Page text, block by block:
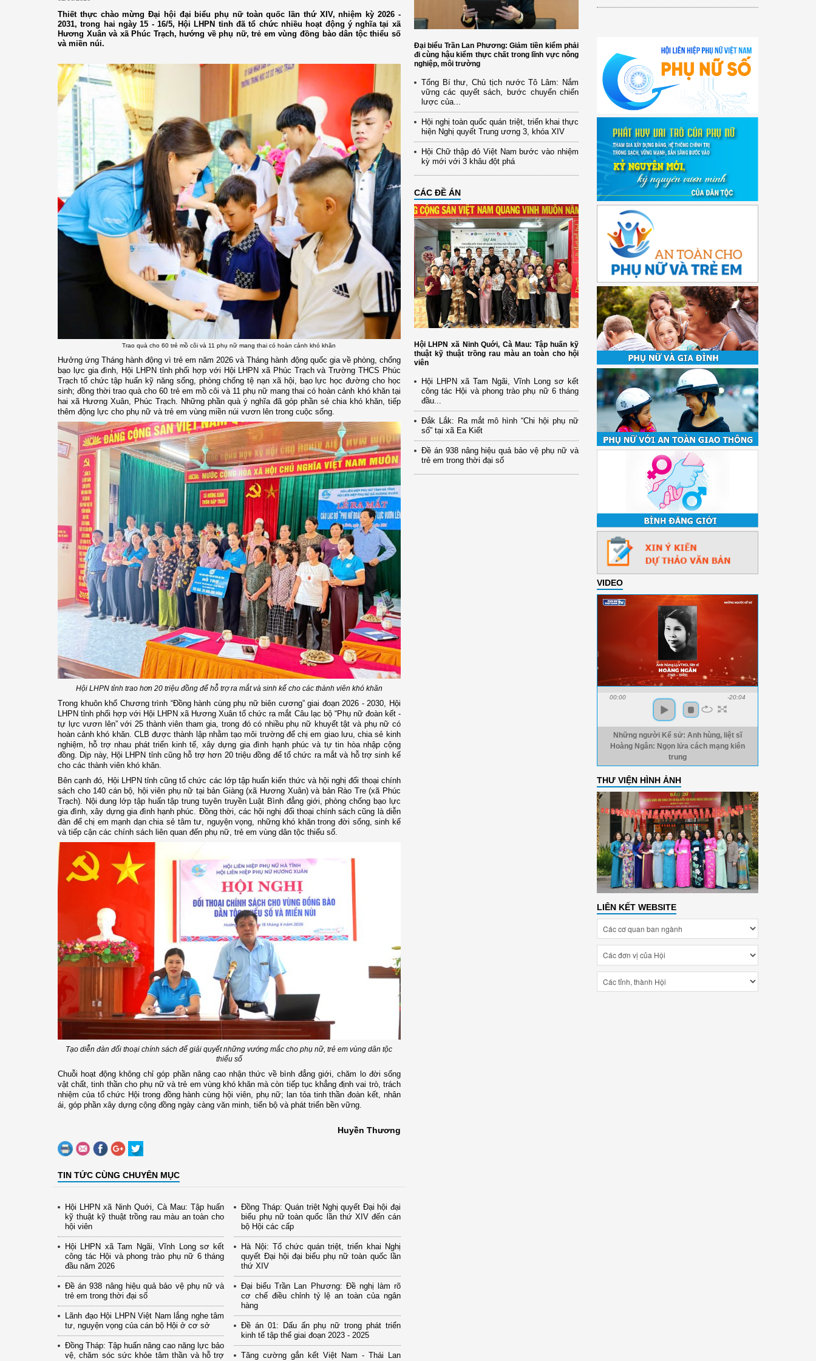
Thiết thực chào mừng Đại hội đại biểu phụ nữ toàn quốc lần thứ XIV, nhiệm kỳ 2026 -
2031, trong hai ngày 15 - 16/5, Hội LHPN tỉnh đã tổ chức nhiều hoạt động ý nghĩa tại xã
Hương Xuân và xã Phúc Trạch, hướng về phụ nữ, trẻ em vùng đồng bào dân tộc thiểu số
và miền núi.
Trao quà cho 60 trẻ mồ côi và 11 phụ nữ mang thai có hoàn cảnh khó khăn
Hưởng ứng Tháng hành động vì trẻ em năm 2026 và Tháng hành động quốc gia về phòng, chống
bạo lực gia đình, Hội LHPN tỉnh phối hợp với Hội LHPN xã Phúc Trạch và Trường THCS Phúc
Trạch tổ chức tập huấn kỹ năng sống, phòng chống tệ nạn xã hội, bạo lực học đường cho học
sinh; đồng thời trao quà cho 60 trẻ em mồ côi và 11 phụ nữ mang thai có hoàn cảnh khó khăn tại
hai xã Hương Xuân, Phúc Trạch. Những phần quà ý nghĩa đã góp phần sẻ chia khó khăn, tiếp
thêm động lực cho phụ nữ và trẻ em vùng miền núi vươn lên trong cuộc sống.
Hội LHPN tỉnh trao hơn 20 triệu đồng để hỗ trợ ra mắt và sinh kế cho các thành viên khó khăn
Trong khuôn khổ Chương trình “Đồng hành cùng phụ nữ biên cương” giai đoạn 2026 - 2030, Hội
LHPN tỉnh phối hợp với Hội LHPN xã Hương Xuân tổ chức ra mắt Câu lạc bộ “Phụ nữ đoàn kết -
tự lực vươn lên” với 25 thành viên tham gia, trong đó có nhiều phụ nữ khuyết tật và phụ nữ có
hoàn cảnh khó khăn. CLB được thành lập nhằm tạo môi trường để chị em giao lưu, chia sẻ kinh
nghiệm, hỗ trợ nhau phát triển kinh tế, xây dựng gia đình hạnh phúc và tự tin hòa nhập cộng
đồng. Dịp này, Hội LHPN tỉnh cũng hỗ trợ hơn 20 triệu đồng để tổ chức ra mắt và hỗ trợ sinh kế
cho các thành viên khó khăn.
Bên cạnh đó, Hội LHPN tỉnh cũng tổ chức các lớp tập huấn kiến thức và hội nghị đối thoại chính
sách cho 140 cán bộ, hội viên phụ nữ tại bản Giàng (xã Hương Xuân) và bản Rào Tre (xã Phúc
Trạch). Nội dung lớp tập huấntập trung tuyên truyền Luật Bình đẳng giới, phòng chống bạo lực
gia đình, xây dựng gia đình hạnh phúc. Đồng thời, các hội nghị đối thoại chính sách cũng làdiễn
đàn để chị em mạnh dạn chia sẻ tâm tư, nguyện vọng, những khó khăn trong đời sống, sinh kế
và tiếp cận các chính sách liên quan đến phụ nữ, trẻ em vùng dân tộc thiểu số.
Tạo diễn đàn đối thoại chính sách để giải quyết những vướng mắc cho phụ nữ, trẻ em vùng dân tộc
thiểu số
Chuỗi hoạt động không chỉ góp phần nâng cao nhận thức về bình đẳng giới, chăm lo đời sống
vật chất, tinh thần cho phụ nữ và trẻ em vùng khó khăn mà còn tiếp tục khẳng định vai trò, trách
nhiệm của tổ chức Hội trong đồng hành cùng hội viên, phụ nữ; lan tỏa tinh thần đoàn kết, nhân
ái, góp phần xây dựng cộng đồng ngày càng văn minh, tiến bộ và phát triển bền vững.
Huyền Thương
TIN TỨC CÙNG CHUYÊN MỤC
Hội LHPN xã Ninh Quới, Cà Mau: Tập huấn
kỹ thuật kỹ thuật trồng rau màu an toàn cho
hội viên
Hội LHPN xã Tam Ngãi, Vĩnh Long sơ kết
công tác Hội và phong trào phụ nữ 6 tháng
đầu năm 2026
Đề án 938 nâng hiệu quả bảo vệ phụ nữ và
trẻ em trong thời đại số
Lãnh đạo Hội LHPN Việt Nam lắng nghe tâm
tư, nguyện vọng của cán bộ Hội ở cơ sở
Đồng Tháp: Tập huấn nâng cao năng lực bảo
vệ, chăm sóc sức khỏe tâm thần và hỗ trợ
Đồng Tháp: Quán triệt Nghị quyết Đại hội đại
biểu phụ nữ toàn quốc lần thứ XIV đến cán
bộ Hội các cấp
Hà Nội: Tổ chức quán triệt, triển khai Nghị
quyết Đại hội đại biểu phụ nữ toàn quốc lần
thứ XIV
Đại biểu Trần Lan Phương: Đề nghị làm rõ
cơ chế điều chỉnh tỷ lệ an toàn của ngân
hàng
Đề án 01: Dấu ấn phụ nữ trong phát triển
kinh tế tập thể giai đoạn 2023 - 2025
Tăng cường gắn kết Việt Nam - Thái Lan
Đại biểu Trần Lan Phương: Giảm tiền kiểm phải
đi cùng hậu kiểm thực chất trong lĩnh vực nông
nghiệp, môi trường
Tổng Bí thư, Chủ tịch nước Tô Lâm: Nắm
vững các quyết sách, bước chuyển chiến
lược của...
Hội nghị toàn quốc quán triệt, triển khai thực
hiện Nghị quyết Trung ương 3, khóa XIV
Hội Chữ thập đỏ Việt Nam bước vào nhiệm
kỳ mới với 3 khâu đột phá
CÁC ĐỀ ÁN
Hội LHPN xã Ninh Quới, Cà Mau: Tập huấn kỹ
thuật kỹ thuật trồng rau màu an toàn cho hội
viên
Hội LHPN xã Tam Ngãi, Vĩnh Long sơ kết
công tác Hội và phong trào phụ nữ 6 tháng
đầu...
Đắk Lắk: Ra mắt mô hình “Chi hội phụ nữ
số” tại xã Ea Kiết
Đề án 938 nâng hiệu quả bảo vệ phụ nữ và
trẻ em trong thời đại số
VIDEO
00:00 -20:04
Những người Kể sử: Anh hùng, liệt sĩ
Hoàng Ngân: Ngọn lửa cách mạng kiên
trung
THƯ VIỆN HÌNH ẢNH
LIÊN KẾT WEBSITE